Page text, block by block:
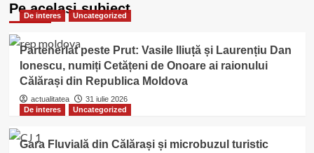
Pe acelasi subiect
De interes Uncategorized
Parteneriat peste Prut: Vasile Iliuță și Laurențiu Dan
Ionescu, numiți Cetățeni de Onoare ai raionului
Călărași din Republica Moldova
actualitatea
31 iulie 2026
De interes
Uncategorized
Gara Fluvială din Călărași și microbuzul turistic